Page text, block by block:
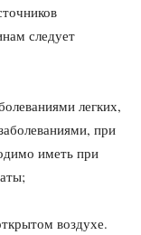
следует
легких,
при
иметь при
воздухе.